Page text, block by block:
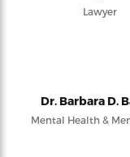
Lawyer
Dr. Barbara D.
Mental Health &